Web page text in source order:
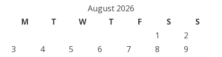
August 2026
M
T W T F S
S
1
2
3
4 5 6 7 8
9